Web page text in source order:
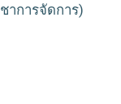
าการจัดการ)